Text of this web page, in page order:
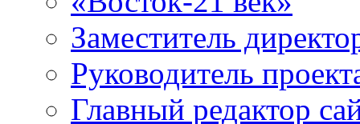
Заместитель
Руководитель
Главный редактор